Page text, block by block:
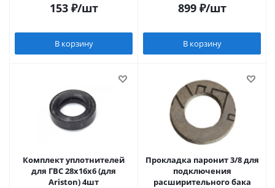
153₽/шт
В корзину
899₽/шт
В корзину
Комплект уплотнителей
для ГВС 28x16x6 (для
Ariston) 4шт
Прокладка паронит 3/8 для
подключения
расширительного бака